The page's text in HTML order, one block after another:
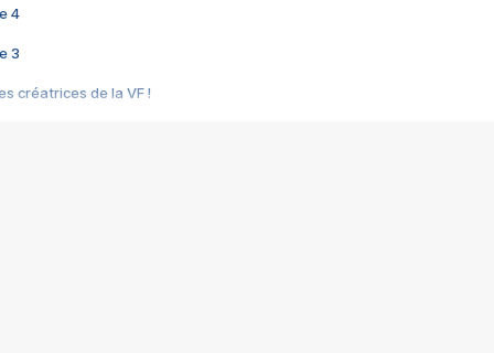
4
3
créatrices de la VF !